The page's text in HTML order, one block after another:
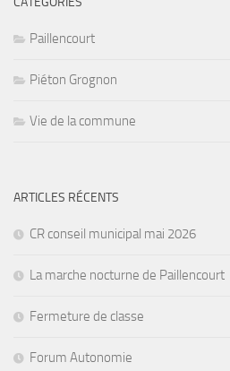
Paillencourt
Piéton Grognon
Vie de la commune
ARTICLES RÉCENTS
CR conseil municipal mai 2026
La marche nocturne de Paillencourt
Fermeture de classe
Forum Autonomie